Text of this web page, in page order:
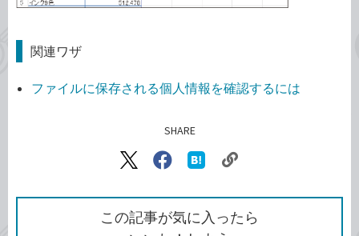
関連ワザ
ファイルに保存される個人情報を確認するには
SHARE
X（旧
で
シ
ェ
Facebook
シ
ェ
ア
な
ッ
ク
を
コ
この記事が気に入ったら